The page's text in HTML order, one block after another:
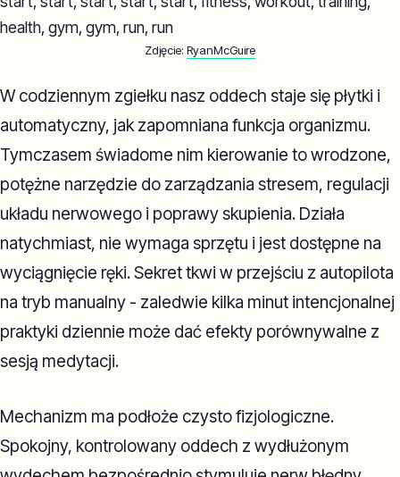
Zdjęcie: RyanMcGuire
W codziennym zgiełku nasz oddech staje się płytki i
automatyczny, jak zapomniana funkcja organizmu.
Tymczasem świadome nim kierowanie to wrodzone,
potężne narzędzie do zarządzania stresem, regulacji
układu nerwowego i poprawy skupienia. Działa
natychmiast, nie wymaga sprzętu i jest dostępne na
wyciągnięcie ręki. Sekret tkwi w przejściu z autopilota
na tryb manualny - zaledwie kilka minut intencjonalnej
praktyki dziennie może dać efekty porównywalne z
sesją medytacji.
Mechanizm ma podłoże czysto fizjologiczne.
Spokojny, kontrolowany oddech z wydłużonym